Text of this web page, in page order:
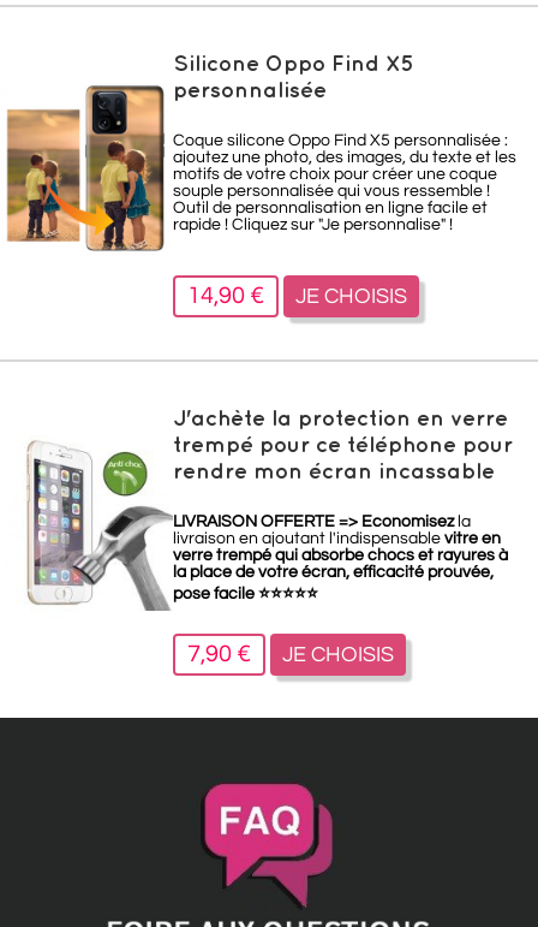
Silicone Oppo Find X5
personnalisée
Coque silicone Oppo Find X5 personnalisée :
ajoutez une photo, des images, du texte et les
motifs de votre choix pour créer une coque
souple personnalisée qui vous ressemble !
Outil de personnalisation en ligne facile et
rapide ! Cliquez sur "Je personnalise" !
14,90 € JE CHOISIS
J'achète la protection en verre
trempé pour ce téléphone pour
rendre mon écran incassable
LIVRAISON OFFERTE => Economisezla
livraison en ajoutant l'indispensable vitre en
verre trempé qui absorbe chocs et rayures à
la place de votre écran, efficacité prouvée,
pose facile ⭐⭐⭐⭐⭐
7,90 € JE CHOISIS